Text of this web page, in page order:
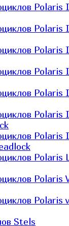
Polaris
Polaris
Polaris
Polaris
Polaris
Polaris
Polaris
Polaris
Polaris
Polaris
Stels